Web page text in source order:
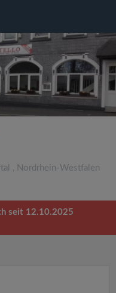
, Nordrhein-Westfalen
seit 12.10.2025